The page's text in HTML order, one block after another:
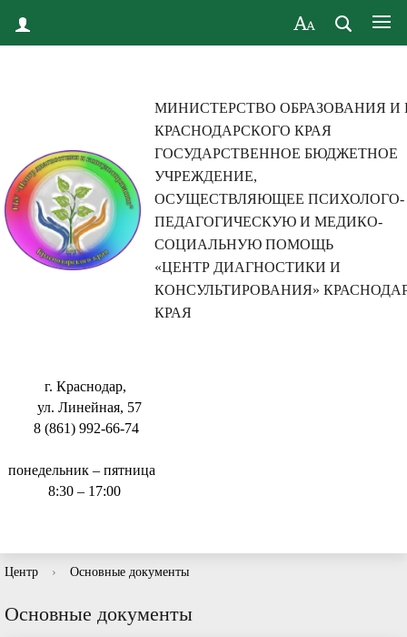
МИНИСТЕРСТВО ОБРАЗОВАНИЯ И
КРАСНОДАРСКОГО КРАЯ
ГОСУДАРСТВЕННОЕ БЮДЖЕТНОЕ
УЧРЕЖДЕНИЕ,
ОСУЩЕСТВЛЯЮЩЕЕ ПСИХОЛОГО-
ПЕДАГОГИЧЕСКУЮ И МЕДИКО-
СОЦИАЛЬНУЮ ПОМОЩЬ
«ЦЕНТР ДИАГНОСТИКИ И
КОНСУЛЬТИРОВАНИЯ»
КРАЯ
г. Краснодар,
ул. Линейная, 57
8 (861) 992-66-74
понедельник – пятница
8:30 – 17:00
Центр › Основные документы
Основные документы